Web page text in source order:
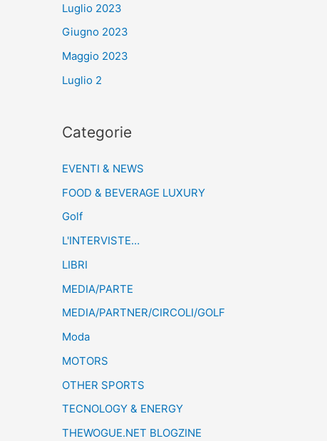
Luglio 2023
Giugno 2023
Maggio 2023
Luglio 2
Categorie
EVENTI & NEWS
FOOD & BEVERAGE LUXURY
Golf
L'INTERVISTE…
LIBRI
MEDIA/PARTE
MEDIA/PARTNER/CIRCOLI/GOLF
Moda
MOTORS
OTHER SPORTS
TECNOLOGY & ENERGY
THEWOGUE.NET BLOGZINE